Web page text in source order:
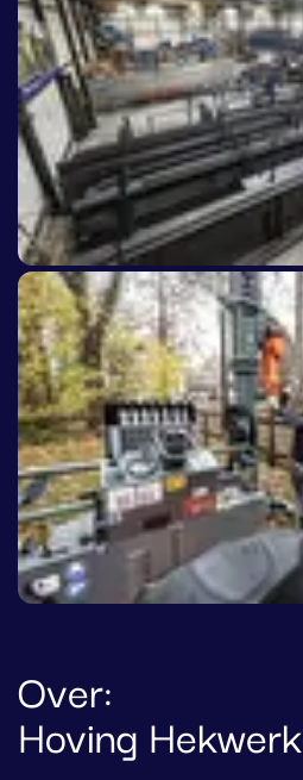
Over:
Hoving Hekwerk